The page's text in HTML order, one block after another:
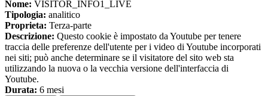
Nome: VISITOR_INFO1_LIVE
Tipologia: analitico
Proprieta: Terza-parte
Descrizione: Questo cookie è impostato da Youtube per tenere
traccia delle preferenze dell'utente per i video di Youtube incorporati
nei siti; può anche determinare se il visitatore del sito web sta
utilizzando la nuova o la vecchia versione dell'interfaccia di
Youtube.
Durata: 6 mesi